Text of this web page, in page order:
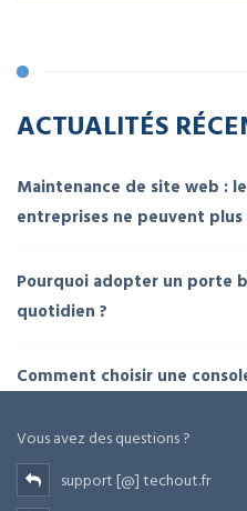
ACTUALITÉS
Maintenance de site web :
entreprises ne peuvent
Pourquoi adopter un porte
quotidien ?
Comment choisir une
Vous avez des questions ?
support [@] techout.fr